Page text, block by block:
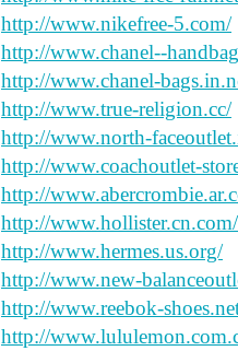
http://www.nikefree-5.com/
http://www.chanel--
http://www.chanel-
http://www.true-religion.cc/
http://www.north-
http://www.coachoutlet-
http://
http://www.hollister.cn.com/
http://www.hermes.us.org/
http://www.new-
http://www.reebok-
http://